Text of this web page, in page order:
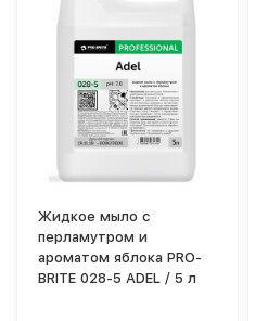
Жидкое мыло с
перламутром и
ароматом яблока PRO-
BRITE 028-5 ADEL / 5 л